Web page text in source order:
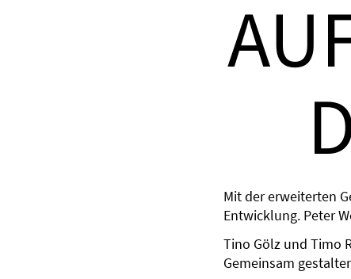
Mit der erweiterten
Entwicklung. Peter
Tino Gölz und Timo
Gemeinsam